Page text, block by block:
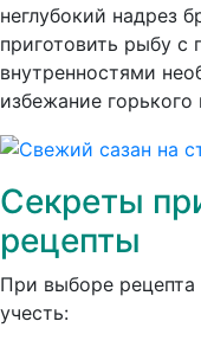
неглубокий надрез
приготовить рыбу с
внутренностями
избежание
Секреты
рецепты
При выборе рецепта
учесть: